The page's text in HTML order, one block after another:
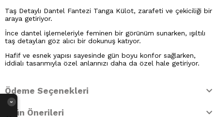
Taş Detaylı Dantel Fantezi Tanga Külot, zarafeti ve çekiciliği bir
araya getiriyor.
İnce dantel işlemeleriyle feminen bir görünüm sunarken, ışıltılı
taş detayları göz alıcı bir dokunuş katıyor.
Hafif ve esnek yapısı sayesinde gün boyu konfor sağlarken,
iddialı tasarımıyla özel anlarınızı daha da özel hale getiriyor.
Ödeme Seçenekleri
Ürün Önerileri
›